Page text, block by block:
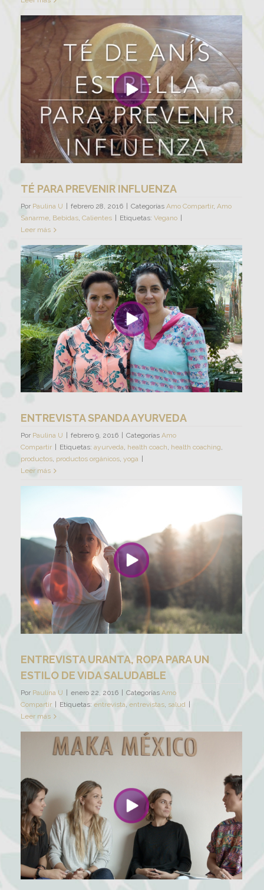
TÉ PARA PREVENIR INFLUENZA
Por Paulina U | febrero 28, 2016 | Categorías Amo Compartir, Amo
Sanarme Bebidas Calientes | Etiquetas: Vegano |
Leer más
ENTREVISTA SPANDA AYURVEDA
Por Paulina U febrero 9, 2016 Categorías Amo
Compartir
Etiquetas: ayurveda, health coach, health coaching,
productos, productos orgánicos, yoga
Leer más
ENTREVISTA URANTA, ROPA PARA UN
ESTILO DE VIDA SALUDABLE
Por Paulina U enero 22, 2016 Categorías Amo
Compartir
Etiquetas: entrevista, entrevistas, salud
Leer más
ÚNETE A LA TRIBU Y
RECIBE EL
PARA UNA VIDA
SALUDABLE
Contiene consejos y recomendaciones
de yoga, nutrición integral. sabiduría
emocional y más...